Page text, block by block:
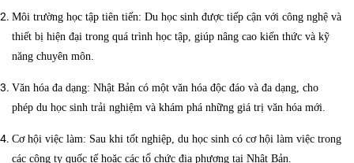
Môi trường học tập tiên tiến: Du học sinh được tiếp cận với công nghệ và
thiết bị hiện đại trong quá trình học tập, giúp nâng cao kiến thức và kỹ
năng chuyên môn.
Văn hóa đa dạng: Nhật Bản có một văn hóa độc đáo và đa dạng, cho
phép du học sinh trải nghiệm và khám phá những giá trị văn hóa mới.
Cơ hội việc làm: Sau khi tốt nghiệp, du học sinh có cơ hội làm việc trong
các công ty quốc tế hoặc các tổ chức địa phương tại Nhật Bản.